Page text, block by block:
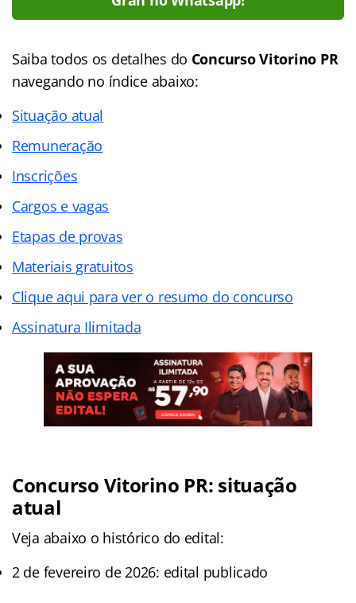
Saiba todos os detalhes do ConcursoVitorino PR
navegando no índice abaixo:
Situação atual
Remuneração
Inscrições
Cargos e vagas
Etapas de provas
Materiais gratuitos
Clique aqui para ver o resumo do concurso
Assinatura Ilimitada
Concurso Vitorino PR: situação
atual
Veja abaixo o histórico do edital:
2 de fevereiro de 2026: edital publicado